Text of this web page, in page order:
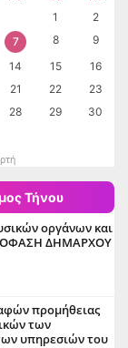
1
2
7 8
9
14 15
16
21 22
23
28 29
30
Τήνου
οργάνων και
ΔΗΜΑΡΧΟΥ
προμήθειας
των
υπηρεσιών του